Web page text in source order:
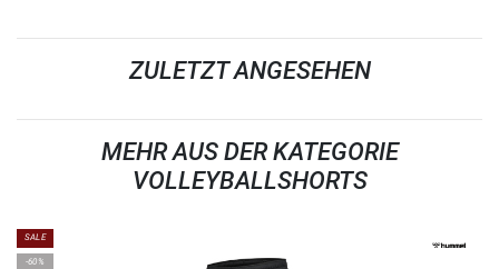
ZULETZT ANGESEHEN
MEHR AUS DER KATEGORIE
VOLLEYBALLSHORTS
SALE
-60%